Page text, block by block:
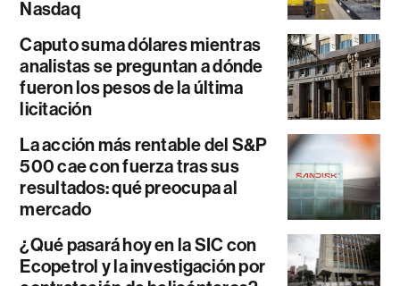
Nasdaq
Caputo suma dólares mientras
analistas se preguntan a dónde
fueron los pesos de la última
licitación
La acción más rentable del S&P
500 cae con fuerza tras sus
resultados: qué preocupa al
mercado
¿Qué pasará hoy en la SIC con
Ecopetrol y la investigación por